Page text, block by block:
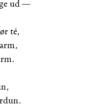
ud —
té,